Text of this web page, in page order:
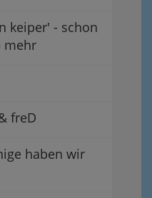
keiper' - schon
mehr
freD
haben wir